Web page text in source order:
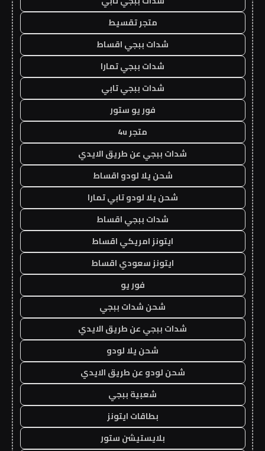
متجر تقسيط
شدات ببجي اقساط
شدات ببجي تمارا
شدات ببجي تابي
فور يو ستور
متجر 4u
شدات ببجي عن طريق الايدي
شحن يلا لودو اقساط
شحن يلا لودو تابي تمارا
شدات ببجي اقساط
ايتونز امريكي اقساط
ايتونز سعودي اقساط
فور يو
شحن شدات ببجي
شدات ببجي عن طريق الايدي
شحن يلا لودو
شحن لودو عن طريق الايدي
شعبية ببجي
بطاقات ايتونز
بلايستيشن ستور